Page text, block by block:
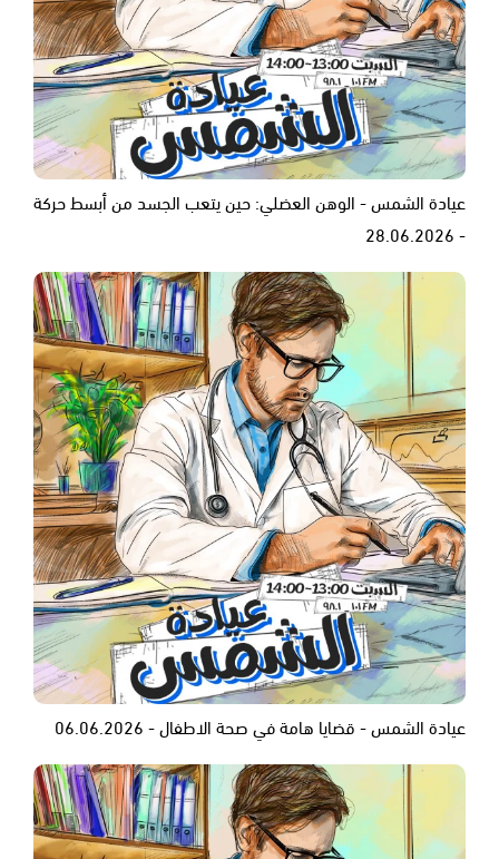
عيادة الشمس - الوهن العضلي: حين يتعب الجسد من أبسط حركة
- 28.06.2026
عيادة الشمس - قضايا هامة في صحة الاطفال - 06.06.2026